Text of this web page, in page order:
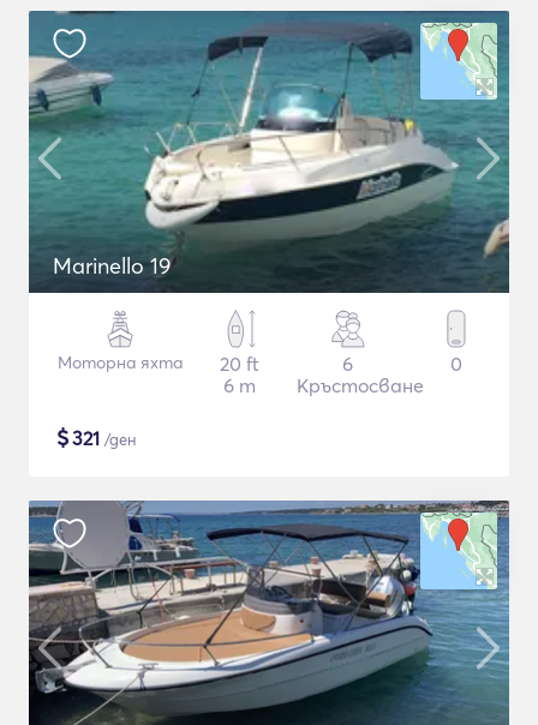
Marinello 19
Моторна яхта
20 ft
6 m
6
Кръстосване
0
$321 /ден